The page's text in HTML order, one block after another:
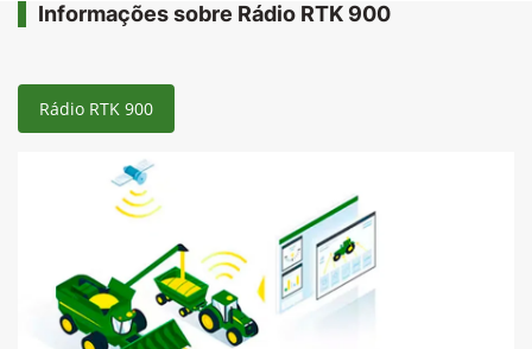
Informações sobre Rádio RTK 900
Rádio RTK 900